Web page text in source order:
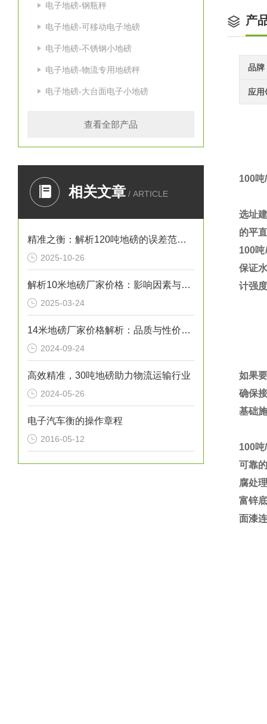
电子地磅-钢瓶秤
电子地磅-可移动电子地磅
电子地磅-不锈钢小地磅
电子地磅-物流专用地磅秤
电子地磅-大台面电子小地磅
查看全部产品
相关文章 / ARTICLE
精准之衡：解析120吨地磅的误差范围与管理实践
2025-10-26
解析10米地磅厂家价格：影响因素与市场行情
2025-03-24
14米地磅厂家价格解析：品质与性价比的考量
2024-09-24
高效精准，30吨地磅助力物流运输行业
2024-05-26
电子汽车衡的操作章程
2016-05-12
产
品牌
应用
100吨
选址
的平
100吨
保证
计强
如果
确保
基础
100吨
可靠
腐处
富锌
面漆